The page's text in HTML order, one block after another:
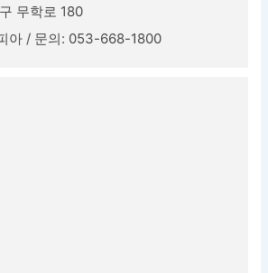
무학로 180
아 / 문의: 053-668-1800